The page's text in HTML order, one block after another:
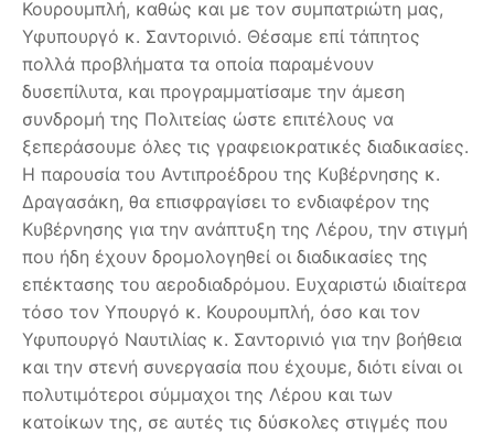
Κουρουμπλή, καθώς και με τον συμπατριώτη μας,
Υφυπουργό κ. Σαντορινιό. Θέσαμε επί τάπητος
πολλά προβλήματα τα οποία παραμένουν
δυσεπίλυτα, και προγραμματίσαμε την άμεση
συνδρομή της Πολιτείας ώστε επιτέλους να
ξεπεράσουμε όλες τις γραφειοκρατικές διαδικασίες.
Η παρουσία του Αντιπροέδρου της Κυβέρνησης κ.
Δραγασάκη, θα επισφραγίσει το ενδιαφέρον της
Κυβέρνησης για την ανάπτυξη της Λέρου, την στιγμή
που ήδη έχουν δρομολογηθεί οι διαδικασίες της
επέκτασης του αεροδιαδρόμου. Ευχαριστώ ιδιαίτερα
τόσο τον Υπουργό κ. Κουρουμπλή, όσο και τον
Υφυπουργό Ναυτιλίας κ. Σαντορινιό για την βοήθεια
και την στενή συνεργασία που έχουμε, διότι είναι οι
πολυτιμότεροι σύμμαχοι της Λέρου και των
κατοίκων της, σε αυτές τις δύσκολες στιγμές που